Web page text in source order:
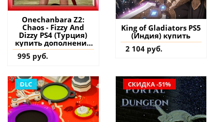
Onechanbara Z2:
Chaos - Fizzy And
Dizzy PS4 (Турция)
купить дополнение
на аккаунт
995 руб.
King of Gladiators PS5
(Индия) купить
2 104 руб.
DLC СКИДКА -51%